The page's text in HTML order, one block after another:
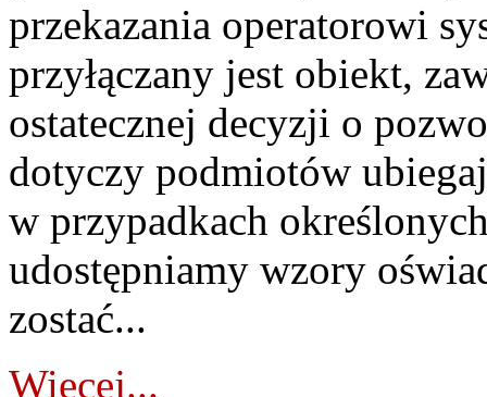
przekazania operatorowi
przyłączany jest obiekt,
ostatecznej decyzji o
dotyczy podmiotów
w przypadkach
udostępniamy wzory
zostać...
Więcej...